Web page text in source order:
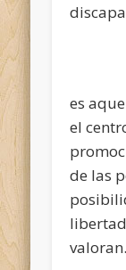
es
el
de las
valoran.